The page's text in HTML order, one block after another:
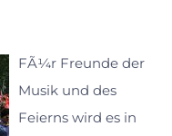
FÃ¼r Freunde der
Musik und des
Feierns wird es in